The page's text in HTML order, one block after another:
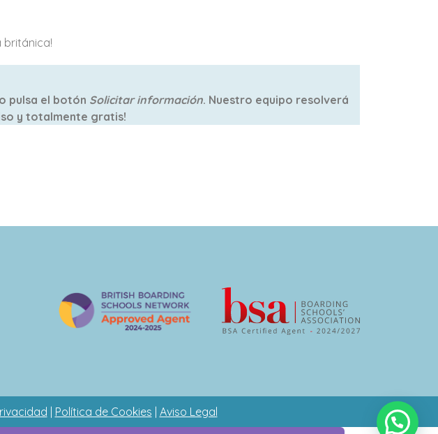
británica!
pulsa el botón Solicitar información. Nuestro equipo resolverá
y totalmente gratis!
Política de Cookies Aviso Legal